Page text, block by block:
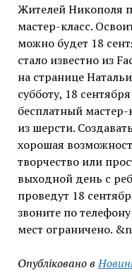
Жителей Никополя
мастер-класс.
можно будет 18
стало известно из
на странице
субботу, 18
бесплатный
из шерсти.
хорошая
творчество или
выходной день с
проведут 18
звоните по
мест ограничено.
Опубліковано в